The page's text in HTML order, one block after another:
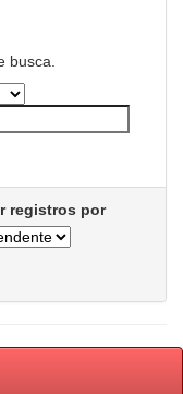
busca.
registros por